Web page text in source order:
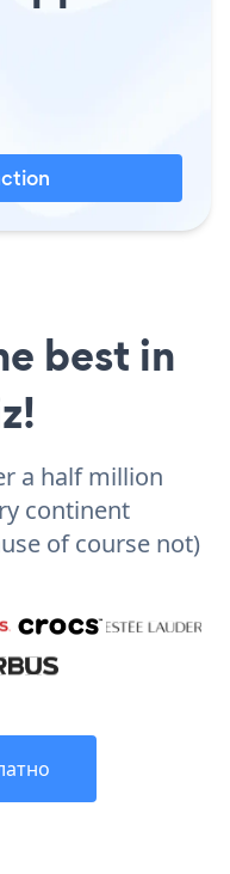
best in
a half million
continent
of course not)